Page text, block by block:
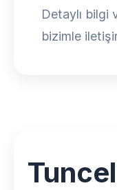
Detaylı bilgi
bizimle